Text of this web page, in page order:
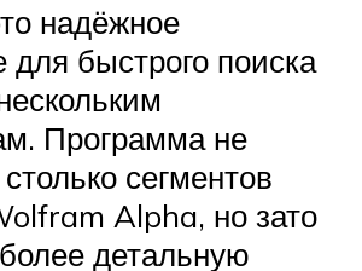
надёжное
быстрого поиска
Программа не
сегментов
Alpha, но зато
детальную